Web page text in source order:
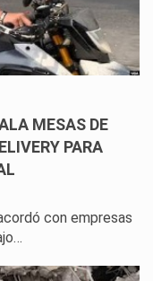
MESAS DE
PARA
con empresas